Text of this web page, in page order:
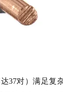
37对）满足复